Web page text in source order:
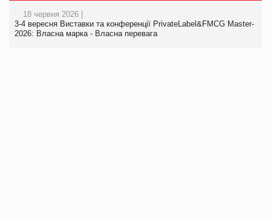
18 червня 2026 |
3-4 вересня Виставки та конференції PrivateLabel&FMCG Master-
2026: Власна марка - Власна перевага